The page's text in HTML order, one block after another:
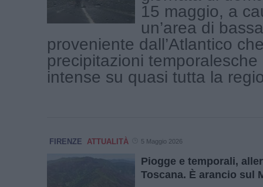
15 maggio, a
un’area di
proveniente dall’Atlantico
precipitazioni temporalesche
intense su quasi tutta la
FIRENZE ATTUALITÀ 5 Maggio 2026
Piogge e temporali,
Toscana. È arancio sul